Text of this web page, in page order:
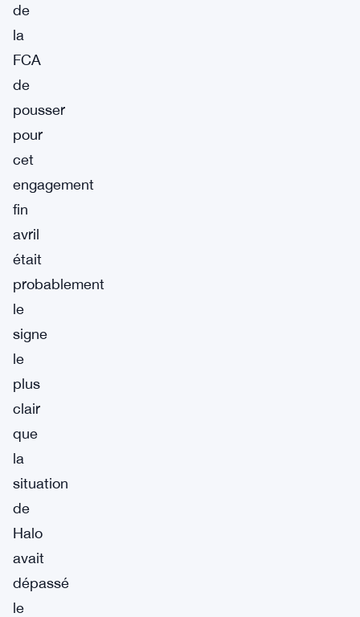
de
la
FCA
de
pousser
pour
cet
engagement
fin
avril
était
probablement
le
signe
le
plus
clair
que
la
situation
de
Halo
avait
dépassé
le